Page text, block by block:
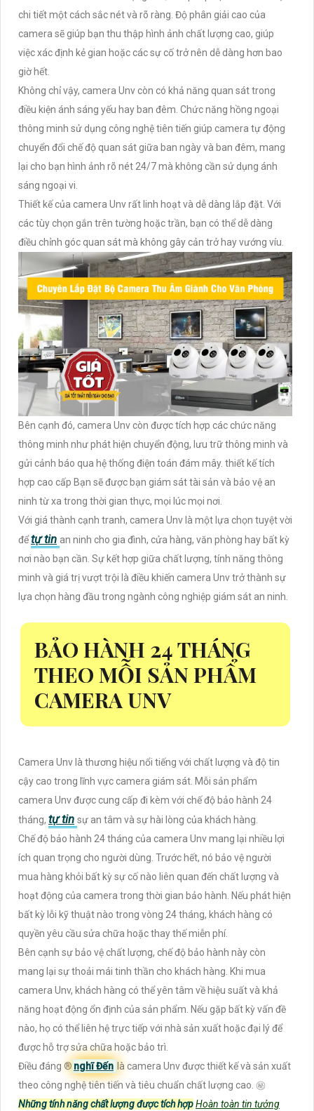
chi tiết một cách sắc nét và rõ ràng. Độ phân giải cao của
camera sẽ giúp bạn thu thập hình ảnh chất lượng cao, giúp
việc xác định kẻ gian hoặc các sự cố trở nên dễ dàng hơn bao
giờ hết.
Không chỉ vậy, camera Unv còn có khả năng quan sát trong
điều kiện ánh sáng yếu hay ban đêm. Chức năng hồng ngoại
thông minh sử dụng công nghệ tiên tiến giúp camera tự động
chuyển đổi chế độ quan sát giữa ban ngày và ban đêm, mang
lại cho bạn hình ảnh rõ nét 24/7 mà không cần sử dụng ánh
sáng ngoại vi.
Thiết kế của camera Unv rất linh hoạt và dễ dàng lắp đặt. Với
các tùy chọn gắn trên tường hoặc trần, bạn có thể dễ dàng
điều chỉnh góc quan sát mà không gây cản trở hay vướng víu.
Bên cạnh đó, camera Unv còn được tích hợp các chức năng
thông minh như phát hiện chuyển động, lưu trữ thông minh và
gửi cảnh báo qua hệ thống điện toán đám mây. thiết kế tích
hợp cao cấp Bạn sẽ được bạn giám sát tài sản và bảo vệ an
ninh từ xa trong thời gian thực, mọi lúc mọi nơi.
Với giá thành cạnh tranh, camera Unv là một lựa chọn tuyệt vời
đểtự tin an ninh cho gia đình, cửa hàng, văn phòng hay bất kỳ
nơi nào bạn cần. Sự kết hợp giữa chất lượng, tính năng thông
minh và giá trị vượt trội là điều khiến camera Unv trở thành sự
lựa chọn hàng đầu trong ngành công nghiệp giám sát an ninh.
BẢO HÀNH 24 THÁNG
THEO MỖI SẢN PHẨM
CAMERA UNV
Camera Unv là thương hiệu nổi tiếng với chất lượng và độ tin
cậy cao trong lĩnh vực camera giám sát. Mỗi sản phẩm
camera Unv được cung cấp đi kèm với chế độ bảo hành 24
tháng, tự tin sự an tâm và sự hài lòng của khách hàng.
Chế độ bảo hành 24 tháng của camera Unv mang lại nhiều lợi
ích quan trọng cho người dùng. Trước hết, nó bảo vệ người
mua hàng khỏi bất kỳ sự cố nào liên quan đến chất lượng và
hoạt động của camera trong thời gian bảo hành. Nếu phát hiện
bất kỳ lỗi kỹ thuật nào trong vòng 24 tháng, khách hàng có
quyền yêu cầu sửa chữa hoặc thay thế miễn phí.
Bên cạnh sự bảo vệ chất lượng, chế độ bảo hành này còn
mang lại sự thoải mái tinh thần cho khách hàng. Khi mua
camera Unv, khách hàng có thể yên tâm về hiệu suất và khả
năng hoạt động ổn định của sản phẩm. Nếu gặp bất kỳ vấn đề
nào, họ có thể liên hệ trực tiếp với nhà sản xuất hoặc đại lý để
được hỗ trợ sửa chữa hoặc bảo trì.
Điều đáng ®️ nghĩ Đến là camera Unv được thiết kế và sản xuất
theo công nghệ tiên tiến và tiêu chuẩn chất lượng cao. ㊙️
Những tính năng chất lượng được tích hợpHoàn toàn tin tưởng